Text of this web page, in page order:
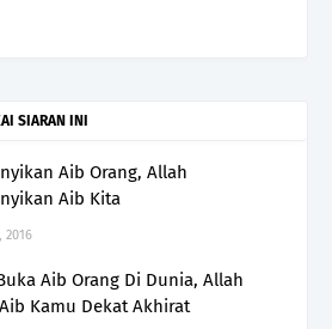
SIARAN INI
Aib Orang, Allah
Aib Kita
2016
Aib Orang Di Dunia, Allah
Kamu Dekat Akhirat